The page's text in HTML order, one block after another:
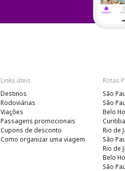
Links úteis
Destinos
Rodoviárias
Viações
Passagens promocionais
Cupons de desconto
Como organizar uma viagem
Rotas
São
São
Belo
Rio de
São
Rio de
Belo
São